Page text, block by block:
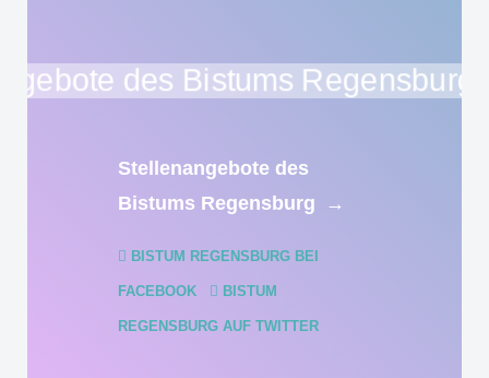
Stellenangebote des
Bistums Regensburg
→
BISTUM REGENSBURG BEI
FACEBOOK BISTUM
REGENSBURG AUF TWITTER